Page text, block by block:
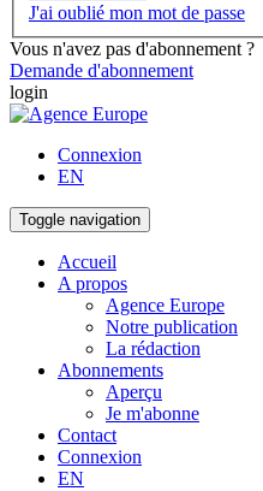
J'ai oublié mon mot de passe
Vous n'avez pas d'abonnement ?
Demande d'abonnement
login
Connexion
EN
Toggle navigation
Accueil
A propos
Agence Europe
Notre publication
La rédaction
Abonnements
Aperçu
Je m'abonne
Contact
Connexion
EN